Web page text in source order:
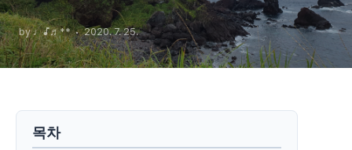
by ♩♪♬** 2020. 7. 25.
목차